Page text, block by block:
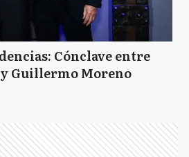
Cónclave entre
Guillermo Moreno